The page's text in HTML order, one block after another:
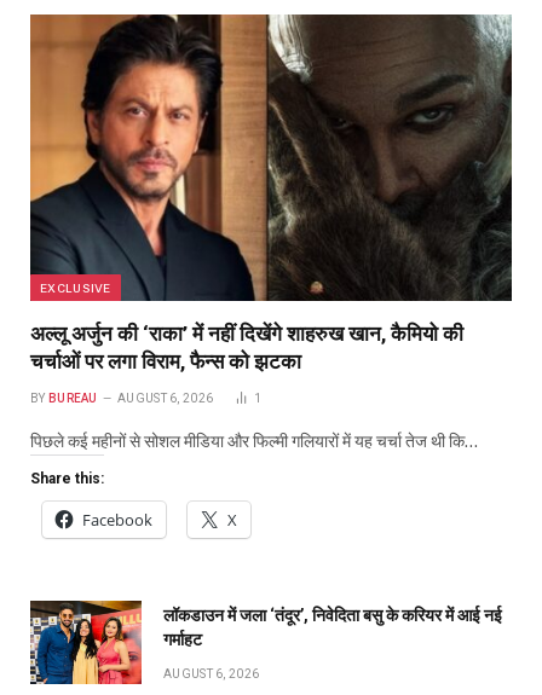
EXCLUSIVE
अल्लू अर्जुन की ‘राका’ में नहीं दिखेंगे शाहरुख खान, कैमियो की
चर्चाओं पर लगा विराम, फैन्स को झटका
BY BUREAU AUGUST 6, 2026 1
पिछले कई महीनों से सोशल मीडिया और फिल्मी गलियारों में यह चर्चा तेज थी कि…
Share this:
Facebook X
लॉकडाउन में जला ‘तंदूर’, निवेदिता बसु के करियर में आई नई
गर्माहट
AUGUST 6, 2026